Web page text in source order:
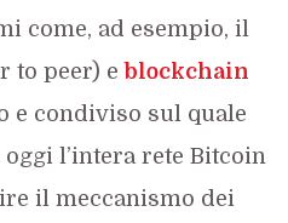
come, ad esempio, il
to peer) e blockchain
e condiviso sul quale
oggi l’intera rete Bitcoin
il meccanismo dei